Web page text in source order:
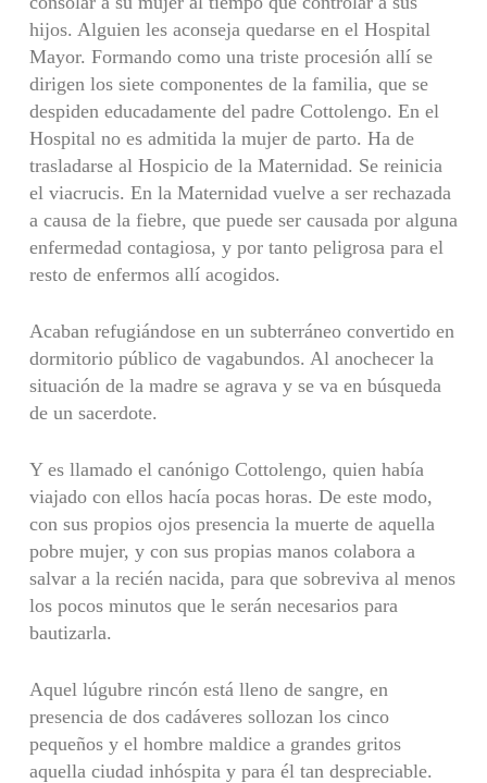
hijos. Alguien les aconseja quedarse en el Hospital
Mayor. Formando como una triste procesión allí se
dirigen los siete componentes de la familia, que se
despiden educadamente del padre Cottolengo. En el
Hospital no es admitida la mujer de parto. Ha de
trasladarse al Hospicio de la Maternidad. Se reinicia
el viacrucis. En la Maternidad vuelve a ser rechazada
a causa de la fiebre, que puede ser causada por alguna
enfermedad contagiosa, y por tanto peligrosa para el
resto de enfermos allí acogidos.
Acaban refugiándose en un subterráneo convertido en
dormitorio público de vagabundos. Al anochecer la
situación de la madre se agrava y se va en búsqueda
de un sacerdote.
Y es llamado el canónigo Cottolengo, quien había
viajado con ellos hacía pocas horas. De este modo,
con sus propios ojos presencia la muerte de aquella
pobre mujer, y con sus propias manos colabora a
salvar a la recién nacida, para que sobreviva al menos
los pocos minutos que le serán necesarios para
bautizarla.
Aquel lúgubre rincón está lleno de sangre, en
presencia de dos cadáveres sollozan los cinco
pequeños y el hombre maldice a grandes gritos
aquella ciudad inhóspita y para él tan despreciable.